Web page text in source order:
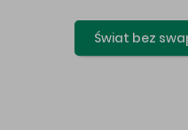
Świat bez